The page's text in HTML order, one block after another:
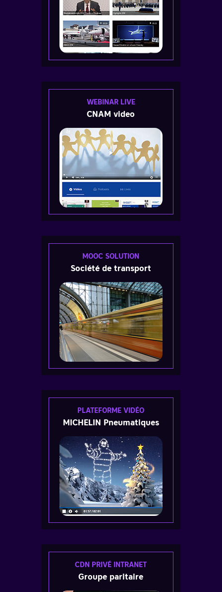
WEBINAR LIVE
CNAM video
MOOC SOLUTION
Société de transport
PLATEFORME VIDÉO
MICHELIN Pneumatiques
CDN PRIVÉ INTRANET
Groupe paritaire